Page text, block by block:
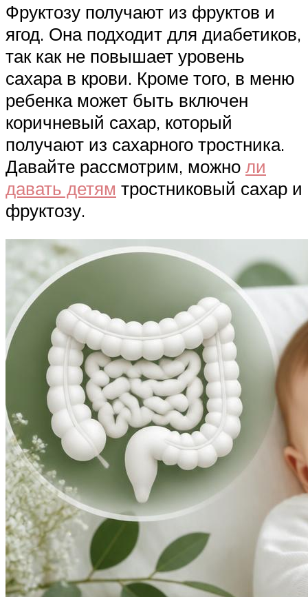
Фруктозу получают из фруктов и
ягод. Она подходит для диабетиков,
так как не повышает уровень
сахара в крови. Кроме того, в меню
ребенка может быть включен
коричневый сахар, который
получают из сахарного тростника.
Давайте рассмотрим, можно ли
давать детям тростниковый сахар и
фруктозу.